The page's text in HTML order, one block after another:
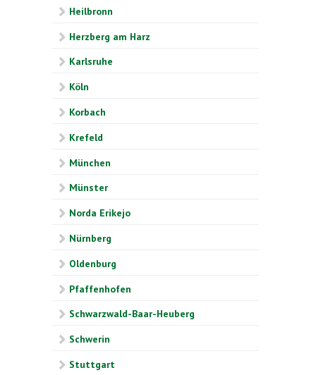
Heilbronn
Herzberg am Harz
Karlsruhe
Köln
Korbach
Krefeld
München
Münster
Norda Erikejo
Nürnberg
Oldenburg
Pfaffenhofen
Schwarzwald-Baar-Heuberg
Schwerin
Stuttgart